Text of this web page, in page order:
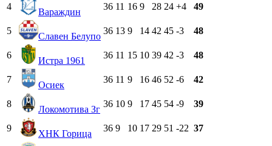
4
Вараждин
36 11 16 9 28 24 +4 49
5
Славен Белупо
36 13 9 14 42 45 -3 48
6
Истра 1961
36 11 15 10 39 42 -3 48
7
Осиек
36 11 9 16 46 52 -6 42
8
Локомотива Зг
36 10 9 17 45 54 -9 39
9
ХНК Горица
36 9 10 17 29 51 -22 37